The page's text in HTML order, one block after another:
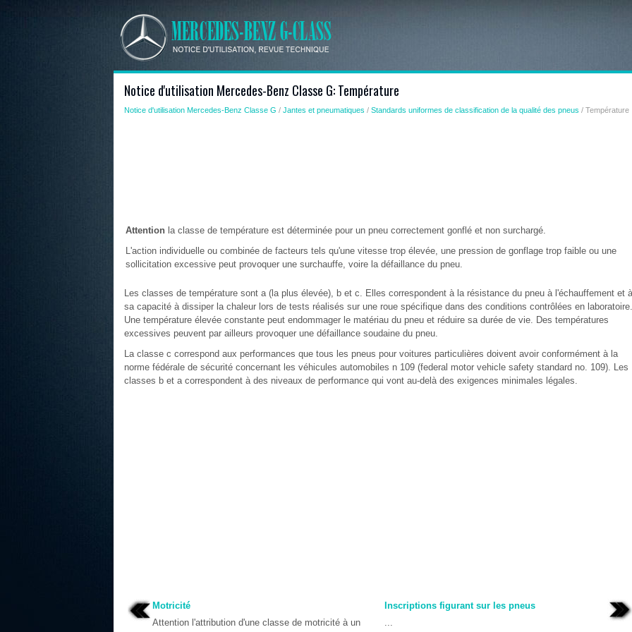
Notice d'utilisation Mercedes-Benz Classe G: Température
Notice d'utilisation Mercedes-Benz Classe G / Jantes et pneumatiques / Standards uniformes de classification de la qualité des pneus / Température
Attentionla classe de température est déterminée pour un pneu correctement gonflé et non surchargé.
L'action individuelle ou combinée de facteurs tels qu'une vitesse trop élevée, une pression de gonflage trop faible ou une
sollicitation excessive peut provoquer une surchauffe, voire la défaillance du pneu.
Les classes de température sont a (la plus élevée), b et c. Elles correspondent à la résistance du pneu à l'échauffement et à
sa capacité à dissiper la chaleur lors de tests réalisés sur une roue spécifique dans des conditions contrôlées en laboratoire.
Une température élevée constante peut endommager le matériau du pneu et réduire sa durée de vie. Des températures
excessives peuvent par ailleurs provoquer une défaillance soudaine du pneu.
La classe c correspond aux performances que tous les pneus pour voitures particulières doivent avoir conformément à la
norme fédérale de sécurité concernant les véhicules automobiles n 109 (federal motor vehicle safety standard no. 109). Les
classes b et a correspondent à des niveaux de performance qui vont au-delà des exigences minimales légales.
Motricité
Attention l'attribution d'une classe de motricité à un
Inscriptions figurant sur les pneus
...